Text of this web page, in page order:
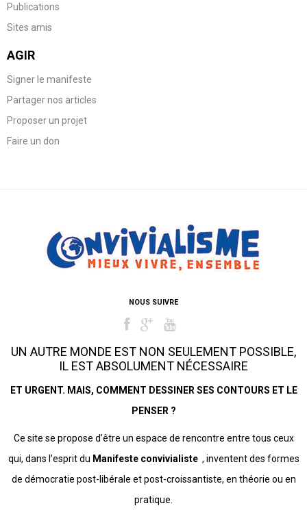
Publications
Sites amis
AGIR
Signer le manifeste
Partager nos articles
Proposer un projet
Faire un don
NOUS SUIVRE
UN AUTRE MONDE EST NON SEULEMENT POSSIBLE,
IL EST ABSOLUMENT NÉCESSAIRE
ET URGENT. MAIS, COMMENT DESSINER SES CONTOURS ET LE
PENSER ?
Ce site se propose d’être un espace de rencontre entre tous ceux
qui, dans l’esprit du Manifeste convivialiste , inventent des formes
de démocratie post-libérale et post-croissantiste, en théorie ou en
pratique.